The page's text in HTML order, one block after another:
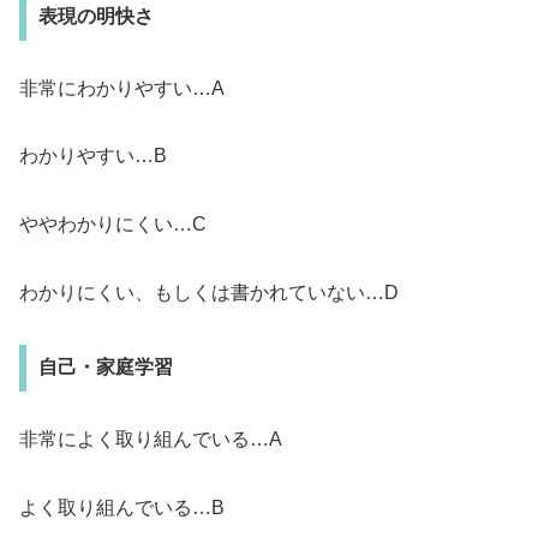
表現の明快さ
非常にわかりやすい…A
わかりやすい…B
ややわかりにくい…C
わかりにくい、もしくは書かれていない…D
自己・家庭学習
非常によく取り組んでいる…A
よく取り組んでいる…B